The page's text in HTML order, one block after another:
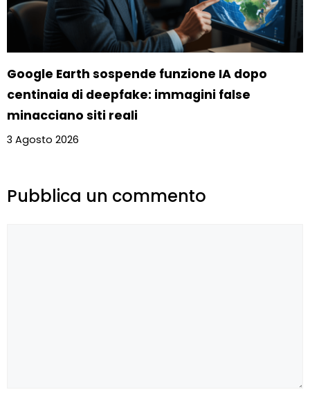
Google Earth sospende funzione IA dopo
centinaia di deepfake: immagini false
minacciano siti reali
3 Agosto 2026
Pubblica un commento